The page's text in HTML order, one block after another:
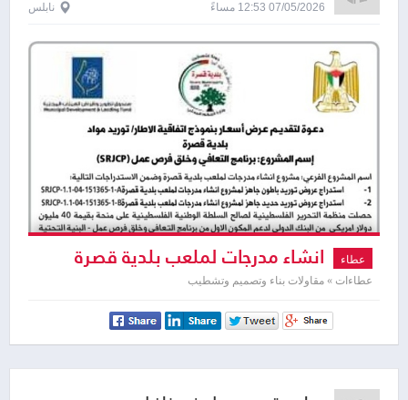
07/05/2026 12:53 مساءً نابلس
عطاء انشاء مدرجات لملعب بلدية قصرة
عطاءات » مقاولات بناء وتصميم وتشطيب